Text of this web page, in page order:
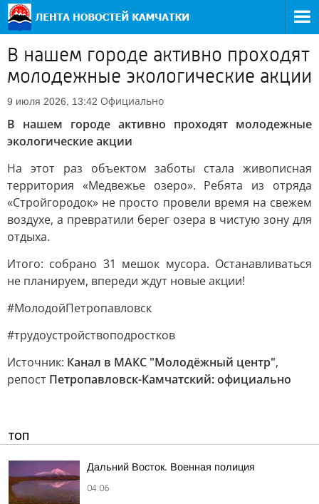
В нашем городе активно проходят
молодежные экологические акции
9 июля 2026, 13:42 Официально
В нашем городе активно проходят молодежные
экологические акции
На этот раз объектом заботы стала живописная
территория «Медвежье озеро». Ребята из отряда
«Стройгородок» не просто провели время на свежем
воздухе, а превратили берег озера в чистую зону для
отдыха.
Итого: собрано 31 мешок мусора. Останавливаться
не планируем, впереди ждут новые акции!
#МолодойПетропавловск
#трудоустройствоподростков
Источник: Канал в МАКС "Молодёжный центр",
репост Петропавловск-Камчатский: официально
ТОП
Дальний Восток. Военная полиция
04:06